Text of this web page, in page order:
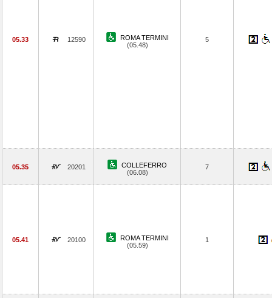
05.33 12590
ROMA TERMINI
(05.48)
5
05.35 20201
COLLEFERRO
(06.08)
7
05.41 20100
ROMA TERMINI
(05.59)
1